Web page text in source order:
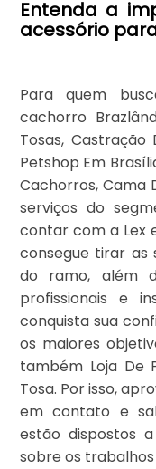
Entenda a
acessório
Para quem
cachorro
Tosas,
Petshop Em
Cachorros, Cama
serviços do
contar com a Lex
consegue tirar as
do ramo, além
profissionais e
conquista sua
os maiores
também Loja De
Tosa. Por isso,
em contato e
estão dispostos
sobre os